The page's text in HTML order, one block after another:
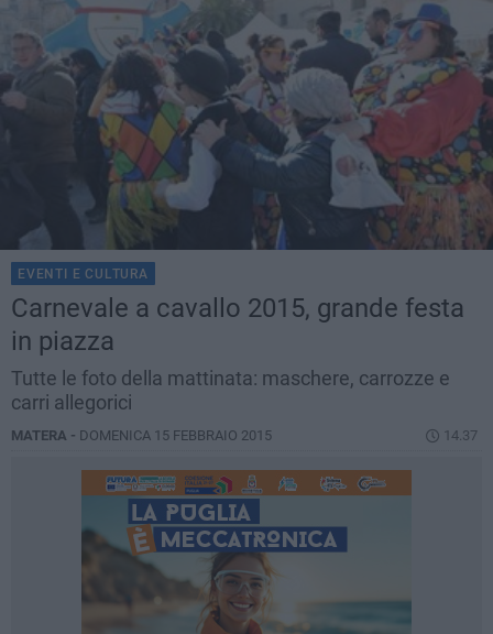
EVENTI E CULTURA
Carnevale a cavallo 2015, grande festa
in piazza
Tutte le foto della mattinata: maschere, carrozze e
carri allegorici
MATERA - DOMENICA 15 FEBBRAIO 2015 14.37